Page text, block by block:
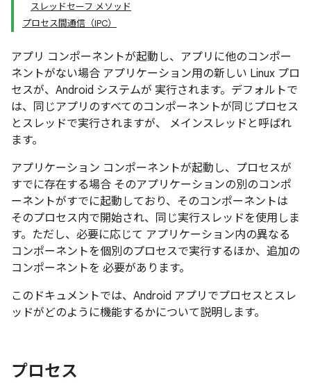
スレッドセーフ メソッド
プロセス間通信（IPC）
アプリ コンポーネントが起動し、アプリに他のコンポー
ネントがない場合 アプリケーション用の新しい Linux プロ
セスが、Android システムが 実行されます。デフォルトで
は、同じアプリのすべてのコンポーネントが同じプロセス
とスレッドで実行されますが、 メインスレッドと呼ばれ
ます。
アプリケーション コンポーネントが起動し、プロセスが
すでに存在する場合 そのアプリケーションの別のコンポ
ーネントがすでに起動しており、そのコンポーネントは
そのプロセス内で開始され、同じ実行スレッドを使用しま
す。ただし、必要に応じて アプリケーション内の異なる
コンポーネントを個別のプロセスで実行するほか、追加の
コンポーネントを 必要があります。
このドキュメントでは、Android アプリでプロセスとスレ
ッドがどのように機能するかについて説明します。
プロセス